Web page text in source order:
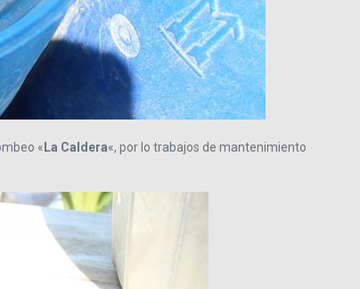
« La Caldera«, por lo trabajos de mantenimiento